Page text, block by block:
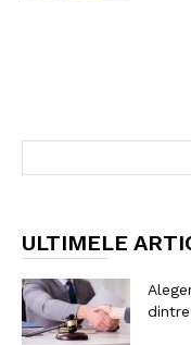
ULTIMELE